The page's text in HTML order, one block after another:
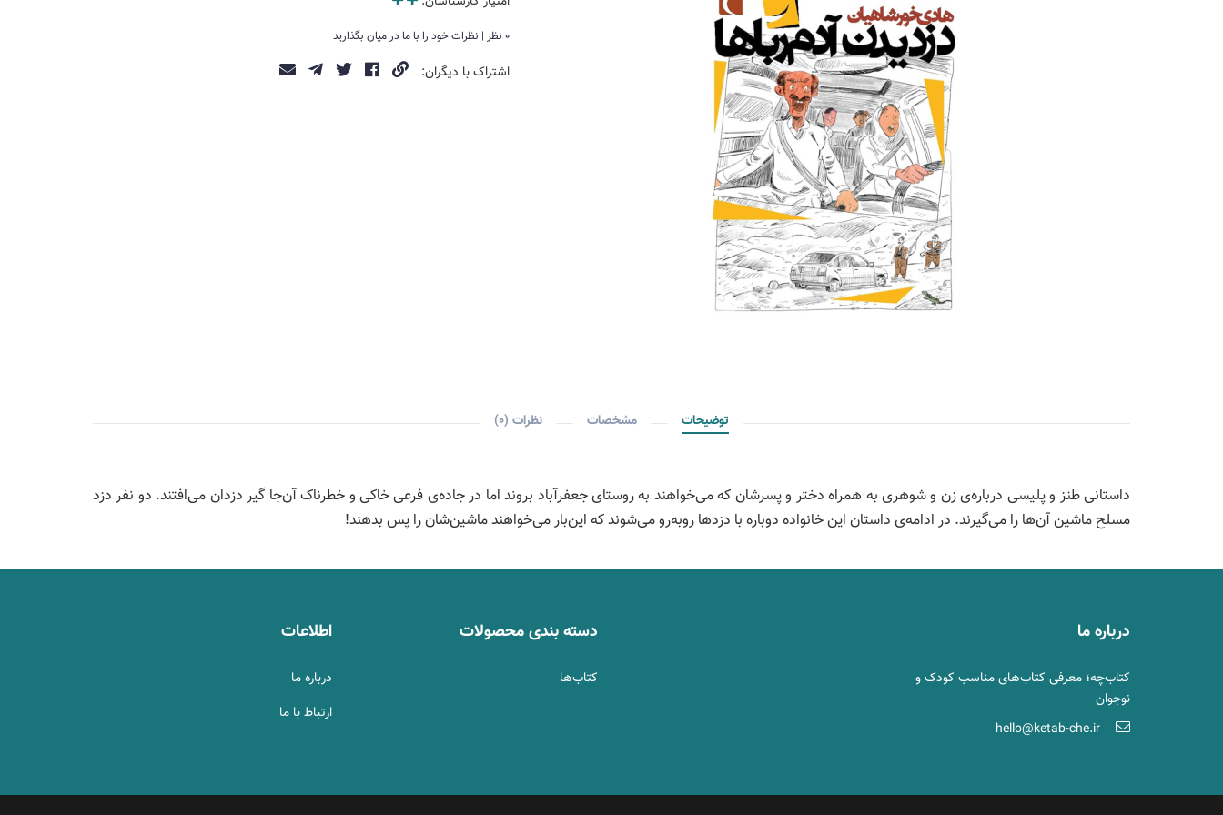
0 نظر | نظرات خود را با ما در میان بگذارید
اشتراک با دیگران:
توضیحات مشخصات نظرات (0)
داستانی طنز و پلیسی درباره‌ی زن و شوهری به همراه دختر و پسرشان که می‌خواهند به روستای جعفرآباد بروند اما در جاده‌ی فرعی خاکی و خطرناک آن‌جا گیر دزدان می‌افتند. دو نفر دزد
مسلح ماشین آن‌ها را می‌گیرند. در ادامه‌ی داستان این خانواده دوباره با دزدها روبه‌رو می‌شوند که این‌بار می‌خواهند ماشین‌شان را پس بدهند!
درباره ما
کتاب‌چه؛ معرفی کتاب‌های مناسب کودک و
نوجوان
hello@ketab-che.ir
دسته بندی محصولات
کتاب‌ها
اطلاعات
درباره ما
ارتباط با ما